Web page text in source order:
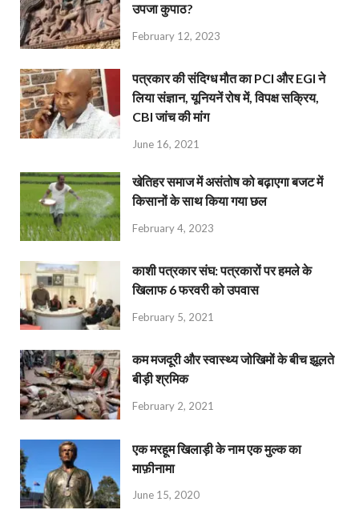
उपजा कुपाठ?
February 12, 2023
पत्रकार की संदिग्ध मौत का PCI और EGI ने
लिया संज्ञान, यूनियनें रोष में, विपक्ष सक्रिय,
CBI जांच की मांग
June 16, 2021
खेतिहर समाज में असंतोष को बढ़ाएगा बजट में
किसानों के साथ किया गया छल
February 4, 2023
काशी पत्रकार संघ: पत्रकारों पर हमले के
खिलाफ 6 फरवरी को उपवास
February 5, 2021
कम मजदूरी और स्वास्थ्य जोखिमों के बीच झूलते
बीड़ी श्रमिक
February 2, 2021
एक मरहूम खिलाड़ी के नाम एक मुल्क का
माफ़ीनामा
June 15, 2020